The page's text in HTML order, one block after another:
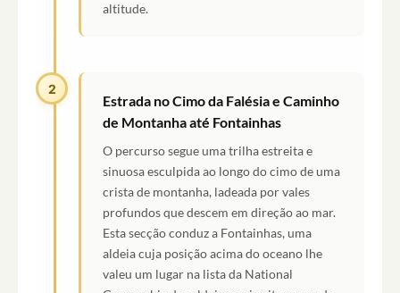
altitude.
2
Estrada no Cimo da Falésia e Caminho
de Montanha até Fontainhas
O percurso segue uma trilha estreita e
sinuosa esculpida ao longo do cimo de uma
crista de montanha, ladeada por vales
profundos que descem em direção ao mar.
Esta secção conduz a Fontainhas, uma
aldeia cuja posição acima do oceano lhe
valeu um lugar na lista da National